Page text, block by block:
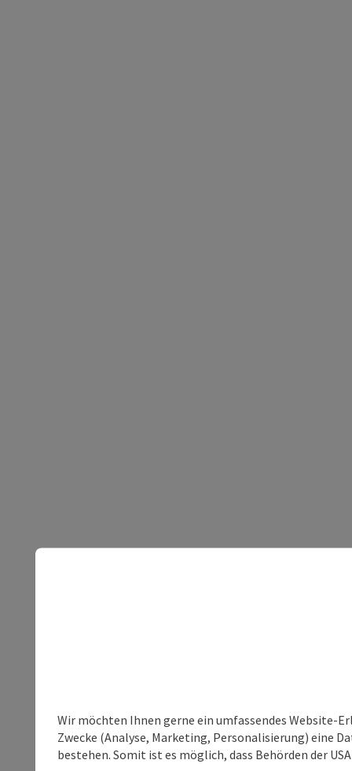
Wir möchten Ihnen gerne ein umfassendes Website-
Zwecke (Analyse, Marketing, Personalisierung) eine
bestehen. Somit ist es möglich, dass Behörden der